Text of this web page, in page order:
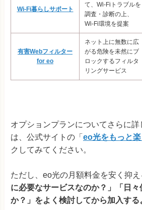
Wi-Fi暮らしサポート
て、Wi-Fiトラブルを
調査・診断の上、
Wi-Fi環境を提案
有害Webフィルター
for eo
ネット上に無数に広
がる危険を未然にブ
ロックするフィルタ
リングサービス
オプションプランについてさらに
は、公式サイトの「 eo光をもっと
クしてみてください。
ただし、eo光の月額料金を安く抑え
に必要なサービスなのか？」「日
か？」をよく検討してから加入する